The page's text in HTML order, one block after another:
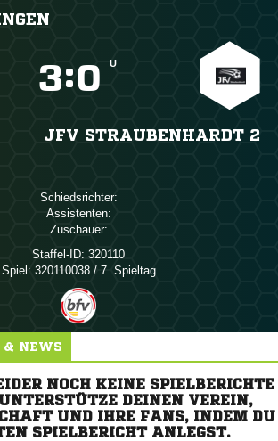
: U
JFV STRAUBENHARDT 2
Schiedsrichter:
Assistenten:
Zuschauer:
Staffel-ID: 320110
Spiel: 320110038 / 7. Spieltag
& NEWS
NOCH KEINE SPIELBERICHTE
DEINEN VEREIN,
UND IHRE FANS, INDEM DU
SPIELBERICHT ANLEGST.